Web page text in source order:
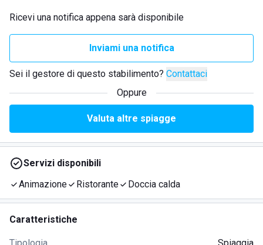
Ricevi una notifica appena sarà disponibile
Inviami una notifica
Sei il gestore di questo stabilimento? Contattaci
Oppure
Valuta altre spiagge
Servizi disponibili
Animazione
Ristorante Doccia calda
Caratteristiche